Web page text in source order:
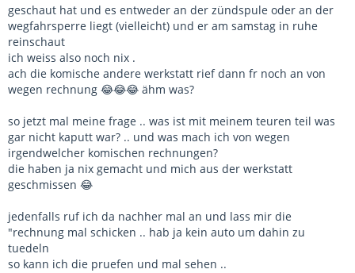
geschaut hat und es entweder an der zündspule oder an der
wegfahrsperre liegt (vielleicht) und er am samstag in ruhe
reinschaut
ich weiss also noch nix .
ach die komische andere werkstatt rief dann fr noch an von
wegen rechnung 😂😂😂 ähm was?
so jetzt mal meine frage .. was ist mit meinem teuren teil was
gar nicht kaputt war? .. und was mach ich von wegen
irgendwelcher komischen rechnungen?
die haben ja nix gemacht und mich aus der werkstatt
geschmissen 😂
jedenfalls ruf ich da nachher mal an und lass mir die
"rechnung mal schicken .. hab ja kein auto um dahin zu
tuedeln
so kann ich die pruefen und mal sehen ..